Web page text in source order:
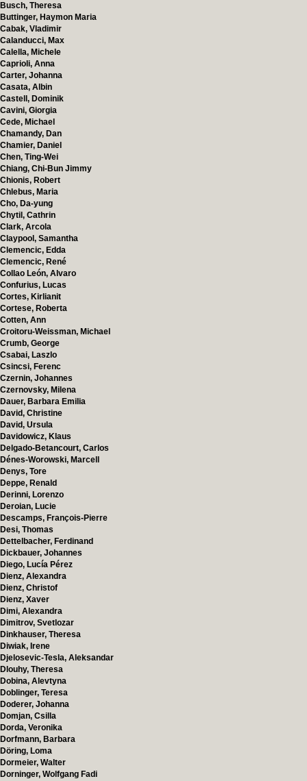
Busch, Theresa
Buttinger, Haymon Maria
Cabak, Vladimir
Calanducci, Max
Calella, Michele
Caprioli, Anna
Carter, Johanna
Casata, Albin
Castell, Dominik
Cavini, Giorgia
Cede, Michael
Chamandy, Dan
Chamier, Daniel
Chen, Ting-Wei
Chiang, Chi-Bun Jimmy
Chionis, Robert
Chlebus, Maria
Cho, Da-yung
Chytil, Cathrin
Clark, Arcola
Claypool, Samantha
Clemencic, Edda
Clemencic, René
Collao León, Alvaro
Confurius, Lucas
Cortes, Kirlianit
Cortese, Roberta
Cotten, Ann
Croitoru-Weissman, Michael
Crumb, George
Csabai, Laszlo
Csincsi, Ferenc
Czernin, Johannes
Czernovsky, Milena
Dauer, Barbara Emilia
David, Christine
David, Ursula
Davidowicz, Klaus
Delgado-Betancourt, Carlos
Dénes-Worowski, Marcell
Denys, Tore
Deppe, Renald
Derinni, Lorenzo
Deroian, Lucie
Descamps, François-Pierre
Desi, Thomas
Dettelbacher, Ferdinand
Dickbauer, Johannes
Diego, Lucía Pérez
Dienz, Alexandra
Dienz, Christof
Dienz, Xaver
Dimi, Alexandra
Dimitrov, Svetlozar
Dinkhauser, Theresa
Diwiak, Irene
Djelosevic-Tesla, Aleksandar
Dlouhy, Theresa
Dobina, Alevtyna
Doblinger, Teresa
Doderer, Johanna
Domjan, Csilla
Dorda, Veronika
Dorfmann, Barbara
Döring, Loma
Dormeier, Walter
Dorninger, Wolfgang Fadi